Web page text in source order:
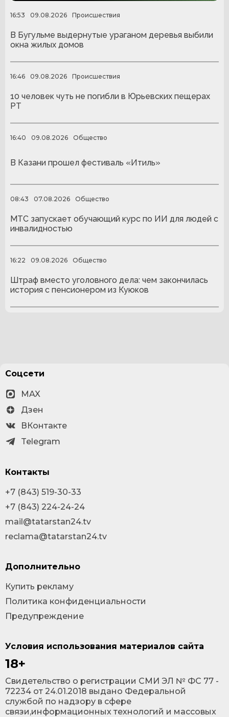
16:53 09.08.2026 Происшествия
В Бугульме выдернутые ураганом деревья выбили
окна жилых домов
16:46 09.08.2026 Происшествия
10 человек чуть не погибли в Юрьевских пещерах
РТ
16:40 09.08.2026 Общество
В Казани прошел фестиваль «Итиль»
08:43 07.08.2026 Общество
МТС запускает обучающий курс по ИИ для людей с
инвалидностью
16:22 09.08.2026 Общество
Штраф вместо уголовного дела: чем закончилась
история с пенсионером из Куюков
Условия использования материалов сайта
18+
Cвидетельство о регистрации СМИ ЭЛ № ФС 77 -
72234 от 24.01.2018 выдано Федеральной
службой по надзору в сфере
связи,информационных технологий и массовых
Соцсети
MAX
Дзен
ВКонтакте
Telegram
Контакты
+7 (843) 519-30-33
+7 (843) 224-24-24
mail@tatarstan24.tv
reclama@tatarstan24.tv
Дополнительно
Купить рекламу
Политика конфиденциальности
Предупреждение